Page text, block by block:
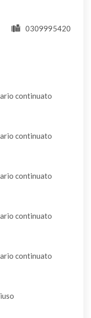
(puliti)
consentono una
verificate le
di non utilizzare
elettroniche
utilizzare
0309995420
continuato
continuato
continuato
continuato
continuato